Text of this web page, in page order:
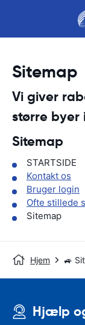
Sitemap
Vi giver
større byer
Sitemap
STARTSIDE
Kontakt os
Bruger login
Ofte stillede
Sitemap
Hjem 🚙
Hjælp